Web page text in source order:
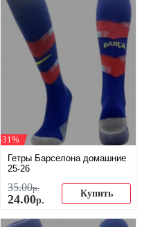
-31%
Гетры Барселона домашние
25-26
35.00р.
24.00р.
Купить